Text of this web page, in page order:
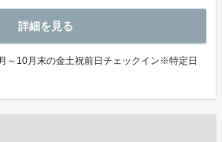
詳細を見る
～10月末の金土祝前日チェックイン※特定日